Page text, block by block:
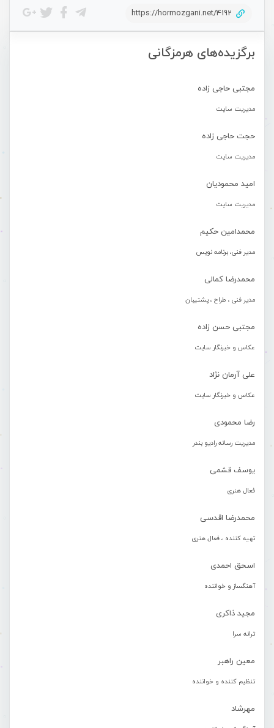
برگزیده‌های هرمزگانی
مجتبی حاجی زاده
مدیریت سایت
حجت حاجی زاده
مدیریت سایت
امید محمودیان
مدیریت سایت
محمدامین حکیم
مدیر فنی، برنامه نویس
محمدرضا کمالی
مدیر فنی ، طراح ، پشتیبان
مجتبی حسن زاده
عکاس و خبرنگار سایت
علی آرمان نژاد
عکاس و خبرنگار سایت
رضا محمودی
مدیریت رسانه رادیو بندر
یوسف قشمی
فعال هنری
محمدرضا اقدسی
تهیه کننده ، فعال هنری
اسحق احمدی
آهنگساز و خواننده
مجید ذاکری
ترانه سرا
معین راهبر
تنظیم کننده و خواننده
مهرشاد
https://hormozgani.net/4192